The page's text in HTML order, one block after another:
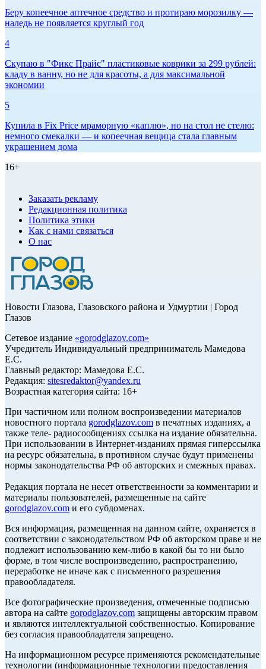
Беру копеечное аптечное средство и протираю морозилку —
наледь не появляется круглый год
4
Скупаю в "Фикс Прайс" пластиковые коврики за 299 рублей:
кладу в ванну, но не для красоты, а для максимальной
экономии
5
Купила в Fix Price мраморную «каплю», но на стол не стелю:
немного смекалки — и копеечная вещица стала главным
украшением дома
16+
Заказать рекламу
Редакционная политика
Политика этики
Как с нами связаться
О нас
Новости Глазова, Глазовского района и Удмуртии | Город
Глазов
Сетевое издание «gorodglazov.com»
Учредитель Индивидуальный предприниматель Мамедова
Е.С.
Главный редактор: Мамедова Е.С.
Редакция: sitesredaktor@yandex.ru
Возрастная категория сайта: 16+
При частичном или полном воспроизведении материалов
новостного портала gorodglazov.com в печатных изданиях, а
также теле- радиосообщениях ссылка на издание обязательна.
При использовании в Интернет-изданиях прямая гиперссылка
на ресурс обязательна, в противном случае будут применены
нормы законодательства РФ об авторских и смежных правах.
Редакция портала не несет ответственности за комментарии и
материалы пользователей, размещенные на сайте
gorodglazov.com и его субдоменах.
Вся информация, размещенная на данном сайте, охраняется в
соответствии с законодательством РФ об авторском праве и не
подлежит использованию кем-либо в какой бы то ни было
форме, в том числе воспроизведению, распространению,
переработке не иначе как с письменного разрешения
правообладателя.
Все фотографические произведения, отмеченные подписью
автора на сайте gorodglazov.com защищены авторским правом
и являются интеллектуальной собственностью. Копирование
без согласия правообладателя запрещено.
На информационном ресурсе применяются рекомендательные
технологии (информационные технологии предоставления